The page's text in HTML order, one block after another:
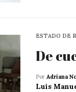
ESTADO DE
De
Por Adriana
Luis